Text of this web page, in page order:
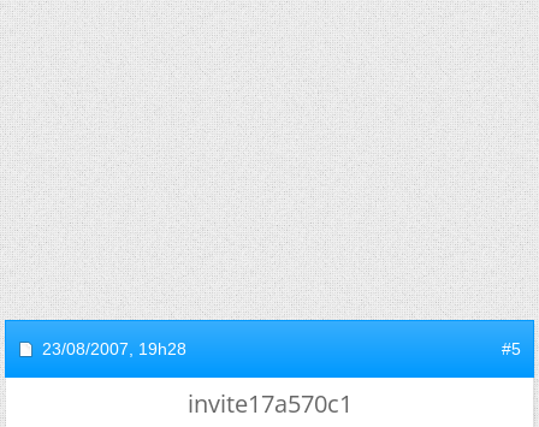
23/08/2007, 19h28 #5
invite17a570c1